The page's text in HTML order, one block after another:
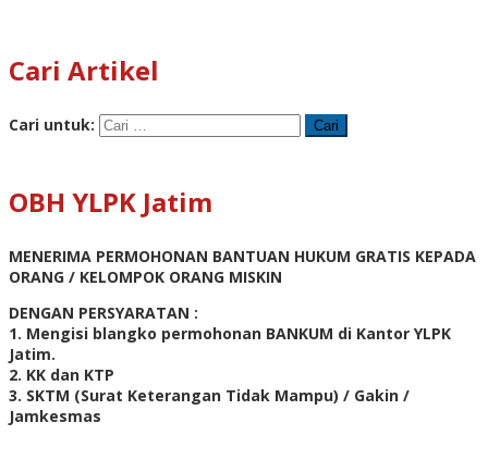
Cari Artikel
Cari untuk:
OBH YLPK Jatim
MENERIMA PERMOHONAN BANTUAN HUKUM GRATIS KEPADA
ORANG / KELOMPOK ORANG MISKIN
DENGAN PERSYARATAN :
1. Mengisi blangko permohonan BANKUM di Kantor YLPK
Jatim.
2. KK dan KTP
3. SKTM (Surat Keterangan Tidak Mampu) / Gakin /
Jamkesmas